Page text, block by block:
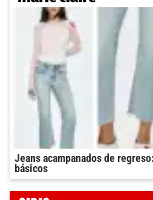
Jeans acampanados de
básicos